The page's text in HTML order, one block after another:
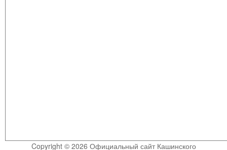
Copyright © 2026 Официальный сайт Кашинского